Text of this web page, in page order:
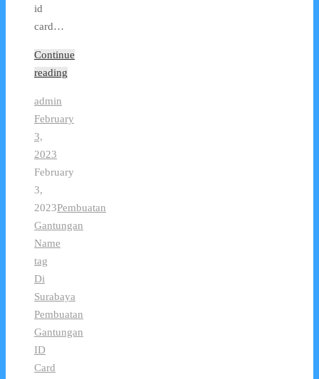
id
card…
Continue
reading
admin
February
3,
2023
February
3,
2023Pembuatan
Gantungan
Name
tag
Di
Surabaya
Pembuatan
Gantungan
ID
Card